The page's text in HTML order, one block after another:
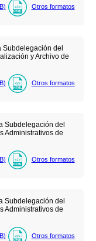
) Otros formatos
Subdelegación del
y Archivo de
) Otros formatos
Subdelegación del
Administrativos de
) Otros formatos
Subdelegación del
Administrativos de
) Otros formatos